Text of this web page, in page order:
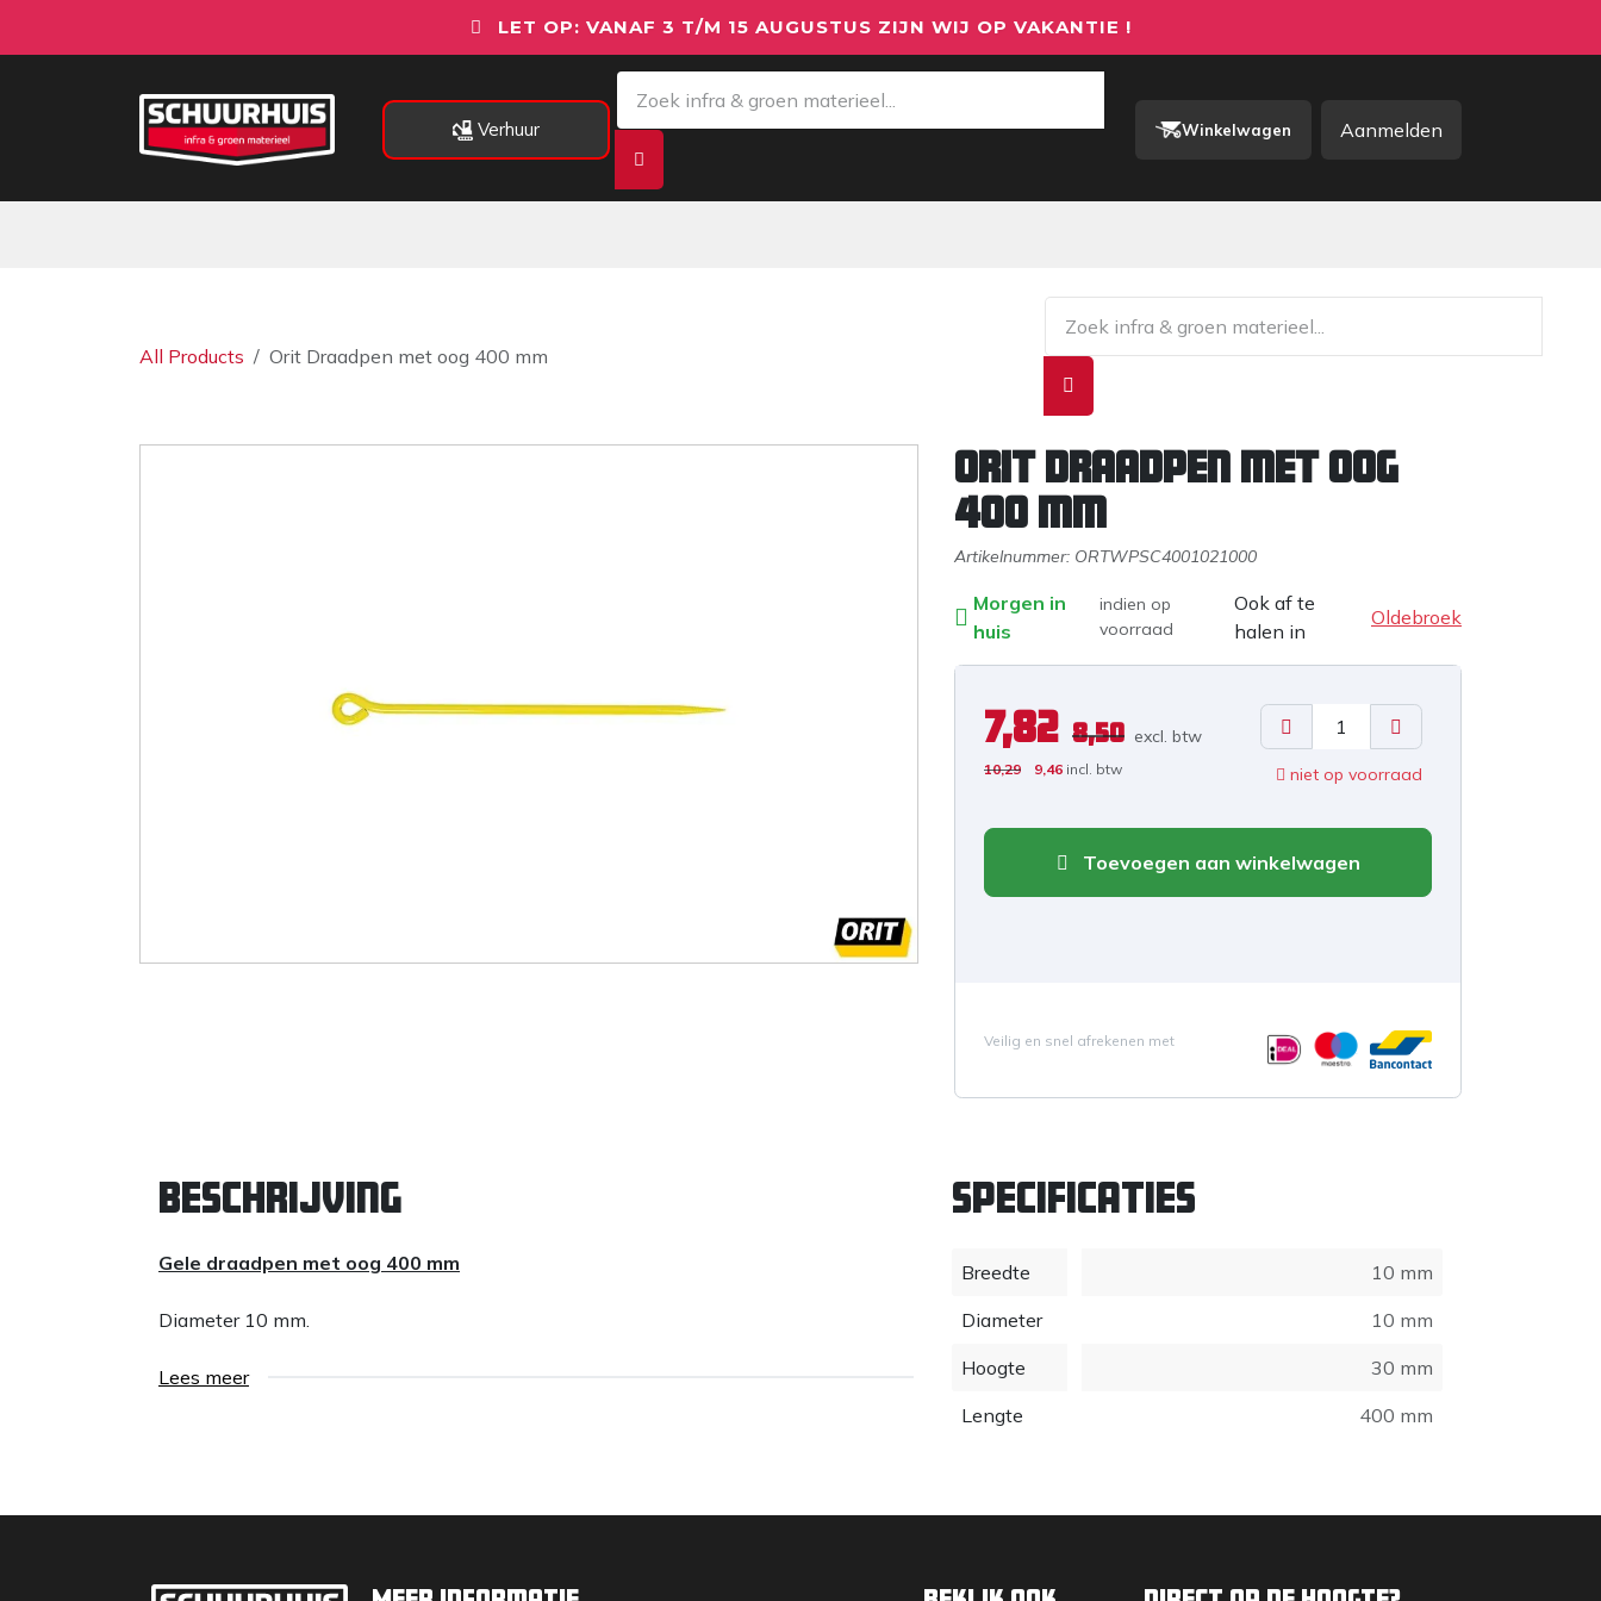
LET OP: VANAF 3 T/M 15 AUGUSTUS ZIJN WIJ OP VAKANTIE !
Verhuur Winkelwagen Aanmelden
All Products Orit Draadpen met oog 400 mm
Orit Draadpen met oog
400 mm
Artikelnummer: ORTWPSC4001021000
Morgen in
huis
indien op
voorraad
Ook af te
halen in
Oldebroek
7,82 8,50 excl. btw
10,29 9,46 incl. btw niet op voorraad
Toevoegen aan winkelwagen
Veilig en snel afrekenen met
Beschrijving
Gele draadpen met oog 400 mm
Diameter 10 mm.
Lees meer
Specificaties
Breedte
10 mm
Diameter
10 mm
Hoogte
30 mm
Lengte
400 mm